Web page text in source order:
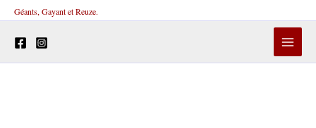
Géants, Gayant et Reuze.